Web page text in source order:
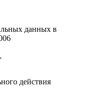
данных в
действия